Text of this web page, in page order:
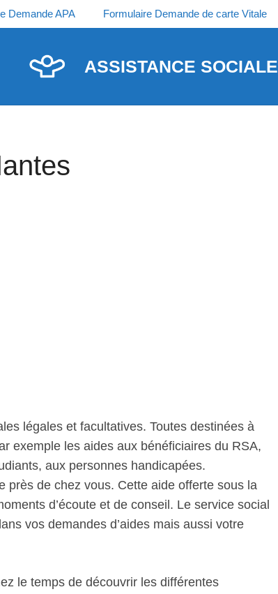
Demande APA Formulaire Demande de carte Vitale
ASSISTANCE SOCIALE
légales et facultatives. Toutes destinées à
exemple les aides aux bénéficiaires du RSA,
aux personnes handicapées.
près de chez vous. Cette aide offerte sous la
d’écoute et de conseil. Le service social
vos demandes d’aides mais aussi votre
le temps de découvrir les différentes